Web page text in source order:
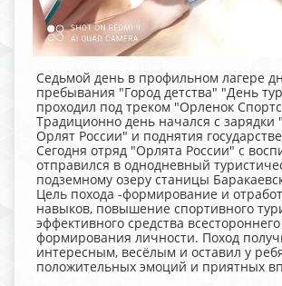
Седьмой день в профильном лагере
пребывания "Город детства" "День
проходил под треком "Орленок
Традиционно день начался с зарядки
Орлят России" и поднятия
Сегодня отряд "Орлята России" с
отправился в однодневный
подземному озеру станицы
Цель похода -формирование и
навыков, повышение спортивного
эффективного средства всестороннего
формирования личности. Поход
интересным, весёлым и оставил у
положительных эмоций и приятных